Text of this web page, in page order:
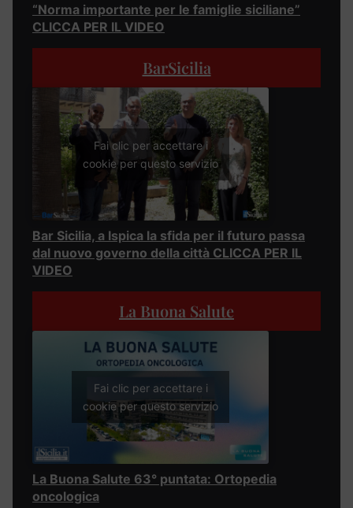
“Norma importante per le famiglie siciliane”
CLICCA PER IL VIDEO
BarSicilia
Fai clic per accettare i
cookie per questo servizio
Bar Sicilia, a Ispica la sfida per il futuro passa
dal nuovo governo della città CLICCA PER IL
VIDEO
La Buona Salute
Fai clic per accettare i
cookie per questo servizio
La Buona Salute 63° puntata: Ortopedia
oncologica